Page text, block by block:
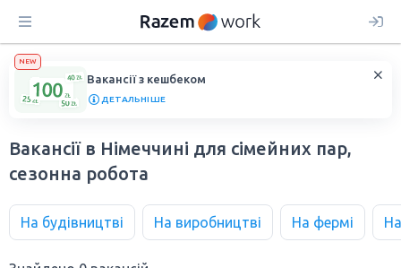
NEW
Вакансії з кешбеком
ДЕТАЛЬНІШЕ
Вакансії в Німеччині для сімейних пар,
сезонна робота
На будівництві На виробництві На фермі